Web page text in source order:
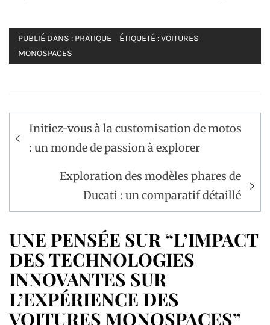
PUBLIÉ DANS : PRATIQUE ÉTIQUETÉ :VOITURES
MONOSPACES
Navigation
de
Initiez-vous à la customisation de motos
: un monde de passion à explorer
Exploration des modèles phares de
Ducati : un comparatif détaillé
UNE PENSÉE SUR “L’IMPACT
DES TECHNOLOGIES
INNOVANTES SUR
L’EXPÉRIENCE DES
VOITURES MONOSPACES”